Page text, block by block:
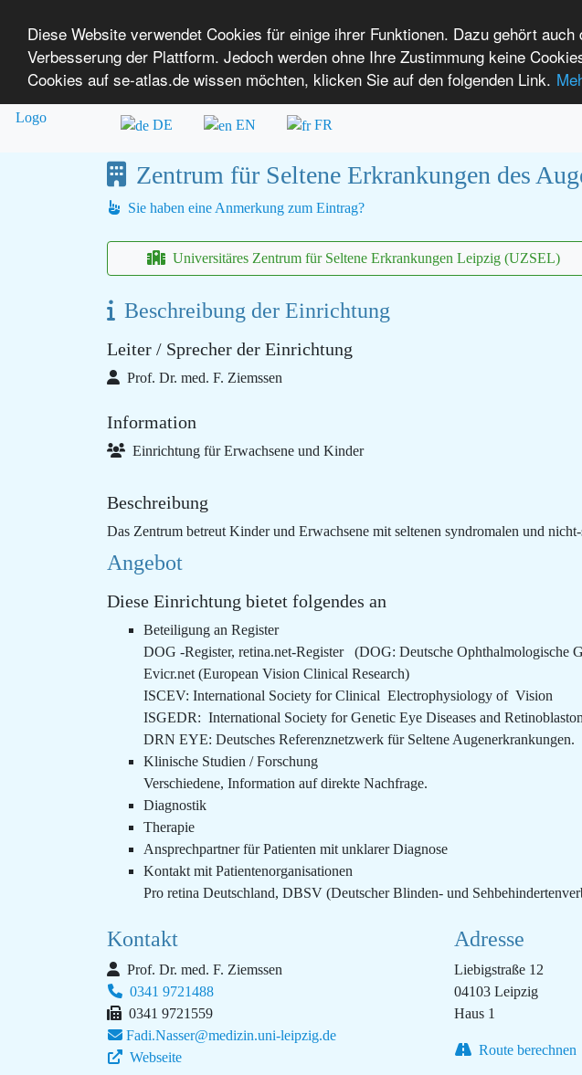
Diese Website verwendet Cookies für einige ihrer Funktionen. Dazu gehört
Verbesserung der Plattform. Jedoch werden ohne Ihre Zustimmung keine
Cookies auf se-atlas.de wissen möchten, klicken Sie auf den folgenden Link.
SE-ATLAS
Versorgungsatlas für Menschen mit seltenen
Überblick über Einrichtungen Über uns Anmelden Leichte
DE EN FR
Zentrum für Seltene Erkrankungen des
Sie haben eine Anmerkung zum Eintrag?
Universitäres Zentrum für Seltene Erkrankungen Leipzig (UZSEL)
Beschreibung der Einrichtung
Leiter / Sprecher der Einrichtung
Prof. Dr. med. F. Ziemssen
Information
Einrichtung für Erwachsene und Kinder
Beschreibung
Das Zentrum betreut Kinder und Erwachsene mit seltenen syndromalen und
Angebot
Diese Einrichtung bietet folgendes an
Beteiligung an Register
DOG -Register, retina.net-Register (DOG: Deutsche Ophthalmologische
Evicr.net (European Vision Clinical Research)
ISCEV: International Society for Clinical Electrophysiology of Vision
ISGEDR: International Society for Genetic Eye Diseases and
DRN EYE: Deutsches Referenznetzwerk für Seltene Augenerkrankungen.
Klinische Studien / Forschung
Verschiedene, Information auf direkte Nachfrage.
Diagnostik
Therapie
Ansprechpartner für Patienten mit unklarer Diagnose
Kontakt mit Patientenorganisationen
Pro retina Deutschland, DBSV (Deutscher Blinden- und
Kontakt
Prof. Dr. med. F. Ziemssen
0341 9721488
0341 9721559
Fadi.Nasser@medizin.uni-leipzig.de
Webseite
Adresse
Liebigstraße 12
04103 Leipzig
Haus 1
Route berechnen